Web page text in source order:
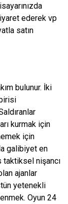
ederek vp
satın
bulunur. İki
kurmak için
için
galibiyet en
taktiksel nişancı
ajanlar
yetenekli
Oyun 24